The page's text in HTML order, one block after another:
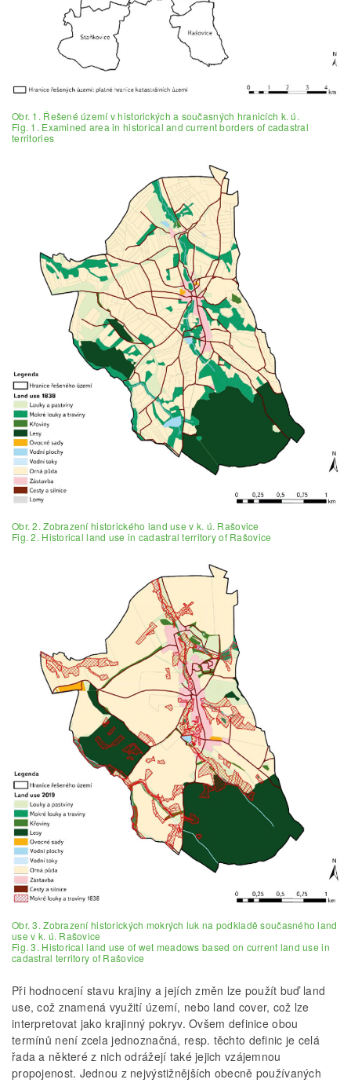
Obr. 1. Řešené území v historických a současných hranicích k. ú.
Fig. 1. Examined area in historical and current borders of cadastral
territories
Obr. 2. Zobrazení historického land use v k. ú. Rašovice
Fig. 2. Historical land use in cadastral territory of Rašovice
Obr. 3. Zobrazení historických mokrých luk na podkladě současného land
use v k. ú. Rašovice
Fig. 3. Historical land use of wet meadows based on current land use in
cadastral territory of Rašovice
Při hodnocení stavu krajiny a jejích změn lze použít buď land
use, což znamená využití území, nebo land cover, což lze
interpretovat jako krajinný pokryv. Ovšem definice obou
termínů není zcela jednoznačná, resp. těchto definic je celá
řada a některé z nich odrážejí také jejich vzájemnou
propojenost. Jednou z nejvýstižnějších obecně používaných